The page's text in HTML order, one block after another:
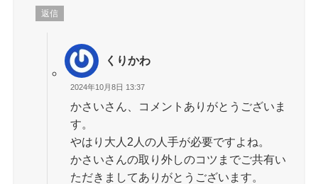
返信
くりかわ
2024年10月8日 13:37
かさいさん、コメントありがとうございま
す。
やはり大人2人の人手が必要ですよね。
かさいさんの取り外しのコツまでご共有い
ただきましてありがとうございます。